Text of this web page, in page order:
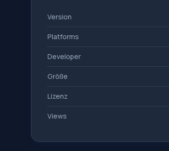
Version
Platforms
Developer
Größe
Lizenz
Views